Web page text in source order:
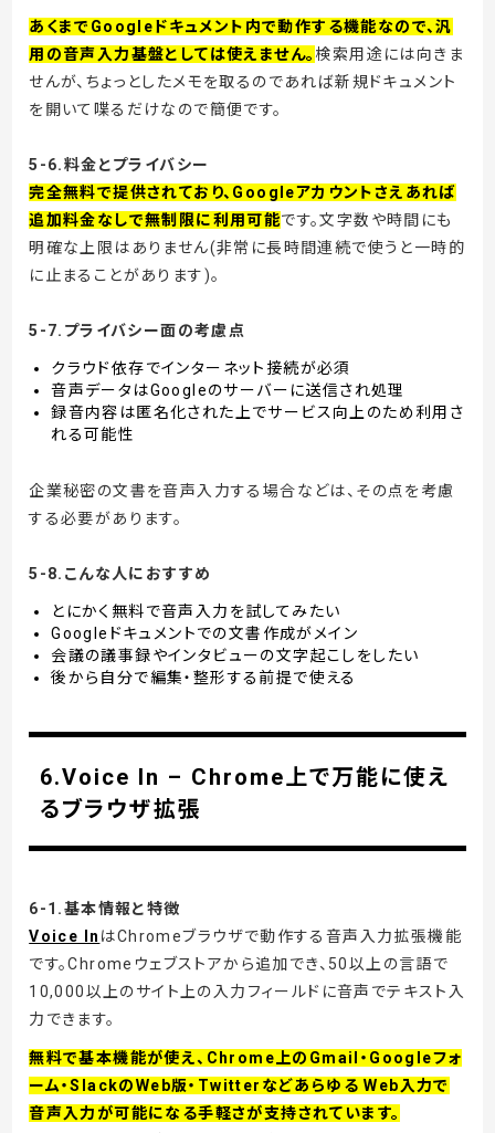
あくまでGoogleドキュメント内で動作する機能なので、汎
用の音声入力基盤としては使えません。検索用途には向きま
せんが、ちょっとしたメモを取るのであれば新規ドキュメント
を開いて喋るだけなので簡便です。
5-6.料金とプライバシー
完全無料で提供されており、Googleアカウントさえあれば
追加料金なしで無制限に利用可能です。文字数や時間にも
明確な上限はありません(非常に長時間連続で使うと一時的
に止まることがあります)。
5-7.プライバシー面の考慮点
クラウド依存でインターネット接続が必須
音声データはGoogleのサーバーに送信され処理
録音内容は匿名化された上でサービス向上のため利用さ
れる可能性
企業秘密の文書を音声入力する場合などは、その点を考慮
する必要があります。
5-8.こんな人におすすめ
とにかく無料で音声入力を試してみたい
Googleドキュメントでの文書作成がメイン
会議の議事録やインタビューの文字起こしをしたい
後から自分で編集・整形する前提で使える
6.Voice In – Chrome上で万能に使え
るブラウザ拡張
6-1.基本情報と特徴
Voice In はChromeブラウザで動作する音声入力拡張機能
です。Chromeウェブストアから追加でき、50以上の言語で
10,000以上のサイト上の入力フィールドに音声でテキスト入
力できます。
無料で基本機能が使え、Chrome上のGmail・Googleフォ
ーム・SlackのWeb版・Twitterなどあらゆる Web入力で
音声入力が可能になる手軽さが支持されています。